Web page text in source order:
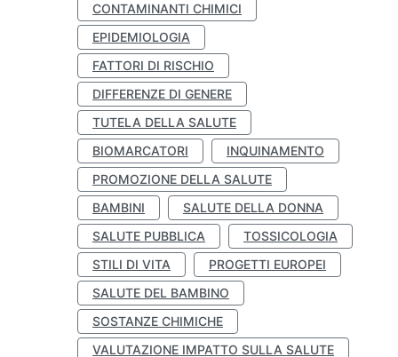
CONTAMINANTI CHIMICI
EPIDEMIOLOGIA
FATTORI DI RISCHIO
DIFFERENZE DI GENERE
TUTELA DELLA SALUTE
BIOMARCATORI
INQUINAMENTO
PROMOZIONE DELLA SALUTE
BAMBINI
SALUTE DELLA DONNA
SALUTE PUBBLICA
TOSSICOLOGIA
STILI DI VITA
PROGETTI EUROPEI
SALUTE DEL BAMBINO
SOSTANZE CHIMICHE
VALUTAZIONE IMPATTO SULLA SALUTE